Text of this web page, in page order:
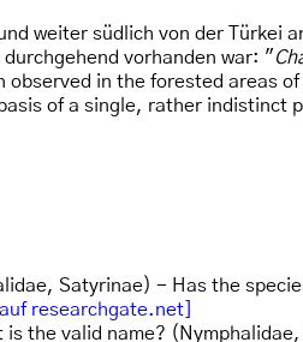
weiter südlich von der Türkei
vorhanden war: "
in the forested areas
of a single, rather indistinct
Satyrinae) - Has the
researchgate.net]
the valid name?